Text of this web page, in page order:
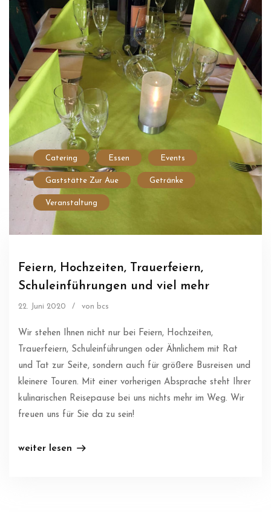
Catering Essen Events
Gaststätte Zur Aue Getränke
Veranstaltung
Feiern, Hochzeiten, Trauerfeiern,
Schuleinführungen und viel mehr
22. Juni 2020 / von bcs
Wir stehen Ihnen nicht nur bei Feiern, Hochzeiten,
Trauerfeiern, Schuleinführungen oder Ähnlichem mit Rat
und Tat zur Seite, sondern auch für größere Busreisen und
kleinere Touren. Mit einer vorherigen Absprache steht Ihrer
kulinarischen Reisepause bei uns nichts mehr im Weg. Wir
freuen uns für Sie da zu sein!
weiter lesen